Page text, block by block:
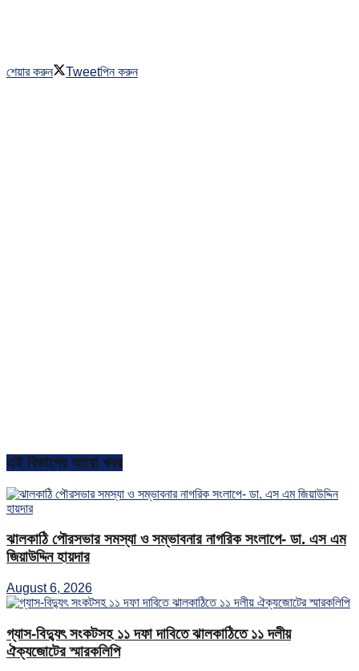
শেয়ার করুন Tweetপিন করুন
এই বিভাগের আরো খবর
ঝালকাঠি পৌরসভার সমস্যা ও সম্ভাবনার নাগরিক সংলাপে- ডা. এস এম
জিয়াউদ্দিন হায়দার
August 6, 2026
গ্যাস-বিদ্যুৎ সংকটসহ ১১ দফা দাবিতে ঝালকাঠিতে ১১ দলীয়
ঐক্যজোটের স্মারকলিপি